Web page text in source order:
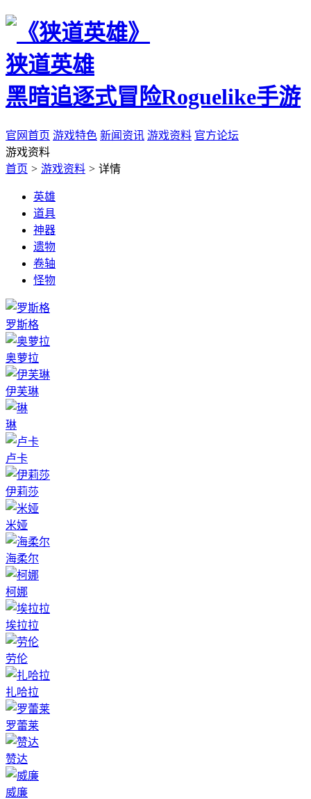
狭道英雄
黑暗追逐式冒险Roguelike手游
官网首页 游戏特色 新闻资讯 游戏资料 官方论坛
游戏资料
首页 > 游戏资料 > 详情
英雄
道具
神器
遗物
卷轴
怪物
罗斯格
奥萝拉
伊芙琳
琳
卢卡
伊莉莎
米娅
海柔尔
柯娜
埃拉拉
劳伦
扎哈拉
罗蕾莱
赞达
威廉